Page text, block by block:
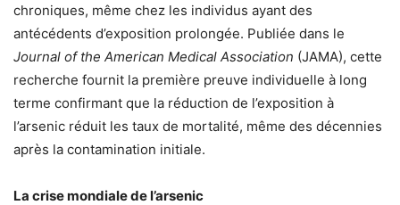
chroniques, même chez les individus ayant des
antécédents d’exposition prolongée. Publiée dans le
Journal of the American Medical Association (JAMA), cette
recherche fournit la première preuve individuelle à long
terme confirmant que la réduction de l’exposition à
l’arsenic réduit les taux de mortalité, même des décennies
après la contamination initiale.
La crise mondiale de l’arsenic